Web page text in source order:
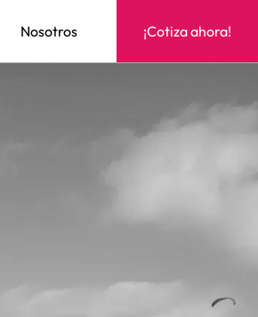
Nosotros ¡Cotiza ahora!